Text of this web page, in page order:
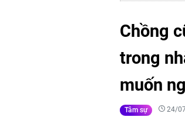
Chồng
trong
muốn
Tâm sự 24/